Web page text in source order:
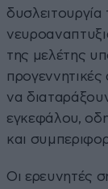
δυσλειτουργία
της μελέτης
να
εγκεφάλου,
και
Οι ερευνητές